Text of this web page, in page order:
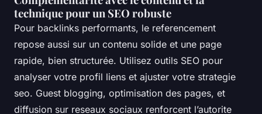
technique pour un SEO robuste
Pour backlinks performants, le referencement
repose aussi sur un contenu solide et une page
rapide, bien structurée. Utilisez outils SEO pour
analyser votre profil liens et ajuster votre strategie
seo. Guest blogging, optimisation des pages, et
diffusion sur reseaux sociaux renforcent l’autorite